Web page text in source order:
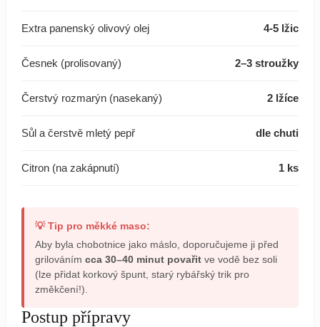
Extra panenský olivový olej 4-5 lžic
Česnek (prolisovaný) 2–3 stroužky
Čerstvý rozmarýn (nasekaný) 2 lžíce
Sůl a čerstvě mletý pepř dle chuti
Citron (na zakápnutí) 1 ks
💡 Tip pro měkké maso:
Aby byla chobotnice jako máslo, doporučujeme ji před
grilováním cca 30–40 minut povařit ve vodě bez soli
(lze přidat korkový špunt, starý rybářský trik pro
změkčení!).
Postup přípravy